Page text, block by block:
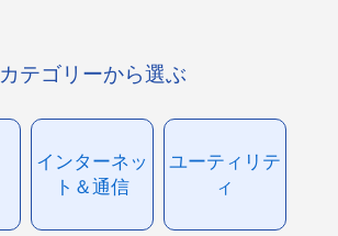
カテゴリーから選ぶ
インターネッ
ト＆通信
ユーティリテ
ィ